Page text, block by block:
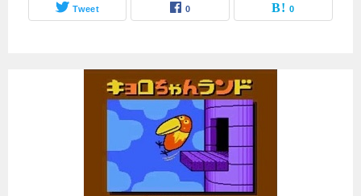
Tweet 0 0